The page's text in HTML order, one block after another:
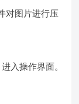
对图片进行压
入操作界面。